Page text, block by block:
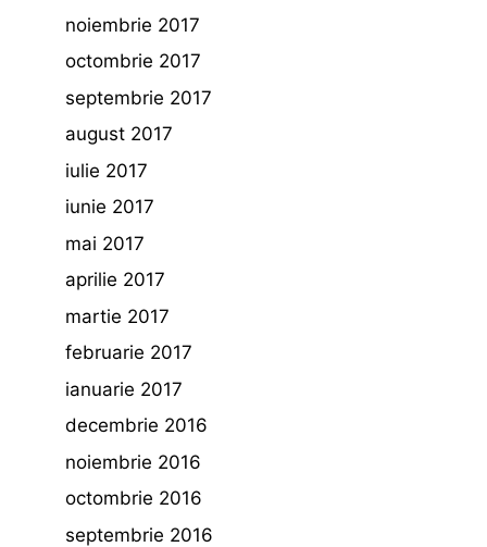
noiembrie 2017
octombrie 2017
septembrie 2017
august 2017
iulie 2017
iunie 2017
mai 2017
aprilie 2017
martie 2017
februarie 2017
ianuarie 2017
decembrie 2016
noiembrie 2016
octombrie 2016
septembrie 2016